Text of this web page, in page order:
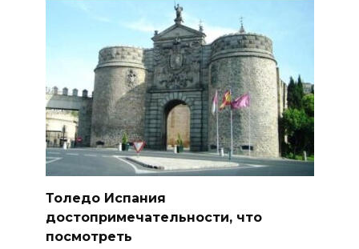
Толедо Испания
достопримечательности, что
посмотреть